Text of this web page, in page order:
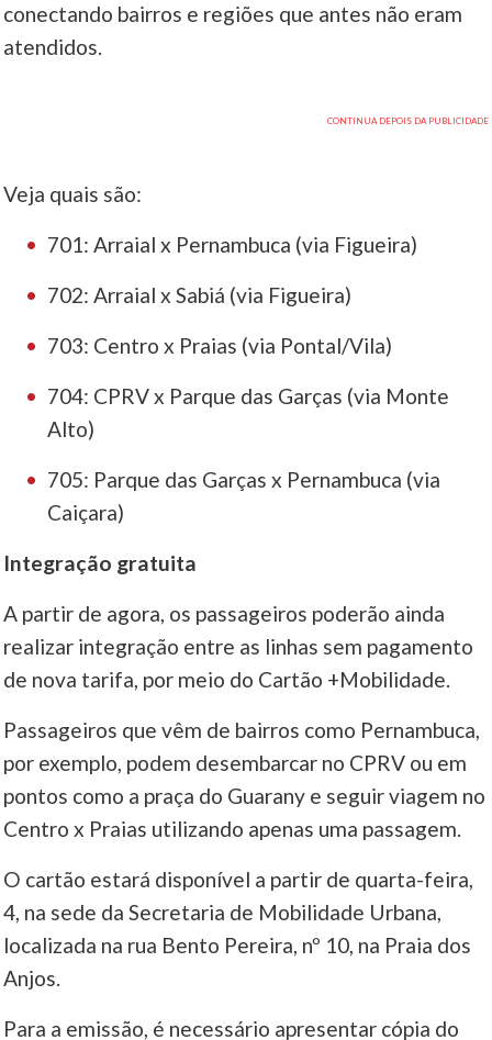
conectando bairros e regiões que antes não eram
atendidos.
Veja quais são:
701: Arraial x Pernambuca (via Figueira)
702: Arraial x Sabiá (via Figueira)
703: Centro x Praias (via Pontal/Vila)
704: CPRV x Parque das Garças (via Monte
Alto)
705: Parque das Garças x Pernambuca (via
Caiçara)
Integração gratuita
A partir de agora, os passageiros poderão ainda
realizar integração entre as linhas sem pagamento
de nova tarifa, por meio do Cartão +Mobilidade.
Passageiros que vêm de bairros como Pernambuca,
por exemplo, podem desembarcar no CPRV ou em
pontos como a praça do Guarany e seguir viagem no
Centro x Praias utilizando apenas uma passagem.
O cartão estará disponível a partir de quarta-feira,
4, na sede da Secretaria de Mobilidade Urbana,
localizada na rua Bento Pereira, nº 10, na Praia dos
Anjos.
Para a emissão, é necessário apresentar cópia do